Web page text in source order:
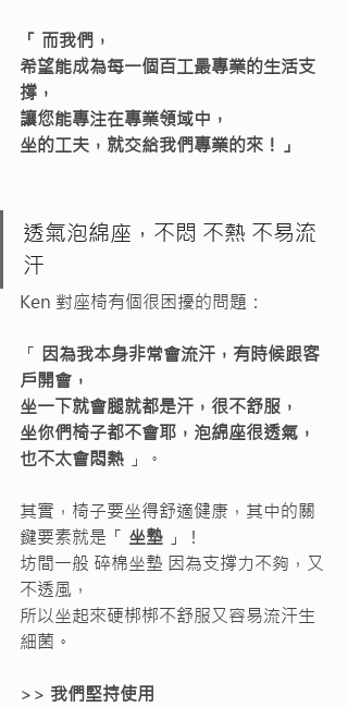
「 而我們，
希望能成為每一個百工最專業的生活支
撐，
讓您能專注在專業領域中，
坐的工夫，就交給我們專業的來！」
透氣泡綿座，不悶 不熱 不易流
汗
Ken 對座椅有個很困擾的問題：
「 因為我本身非常會流汗，有時候跟客
戶開會，
坐一下就會腿就都是汗，很不舒服，
坐你們椅子都不會耶，泡綿座很透氣，
也不太會悶熱 」。
其實，椅子要坐得舒適健康，其中的關
鍵要素就是「 坐墊 」！
坊間一般 碎棉坐墊 因為支撐力不夠，又
不透風，
所以坐起來硬梆梆不舒服又容易流汗生
細菌。
>> 我們堅持使用